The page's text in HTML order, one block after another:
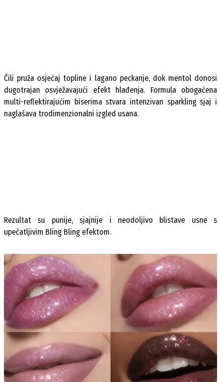
Čili pruža osjećaj topline i lagano peckanje, dok mentol donosi
dugotrajan osvježavajući efekt hlađenja. Formula obogaćena
multi-reflektirajućim biserima stvara intenzivan sparkling sjaj i
naglašava trodimenzionalni izgled usana.
Rezultat su punije, sjajnije i neodoljivo blistave usne s
upečatljivim Bling Bling efektom.